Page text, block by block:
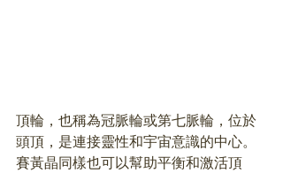
頂輪，也稱為冠脈輪或第七脈輪，位於
頭頂，是連接靈性和宇宙意識的中心。
賽黃晶同樣也可以幫助平衡和激活頂